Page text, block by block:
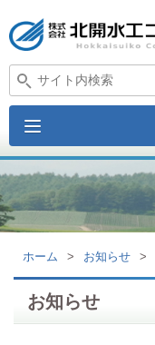
ホーム > お知らせ >
お知らせ